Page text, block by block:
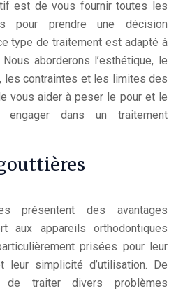
est de vous fournir toutes les
pour prendre une décision
type de traitement est adapté à
aborderons l’esthétique, le
les contraintes et les limites des
vous aider à peser le pour et le
dans un traitement
présentent des avantages
aux appareils orthodontiques
prisées pour leur
leur simplicité d’utilisation. De
traiter divers problèmes